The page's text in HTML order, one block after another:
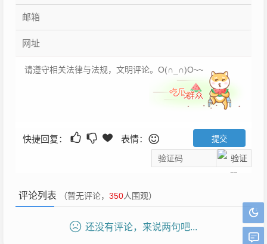
快捷回复： 表情：
评论列表 （暂无评论， 350人围观）
还没有评论，来说两句吧...